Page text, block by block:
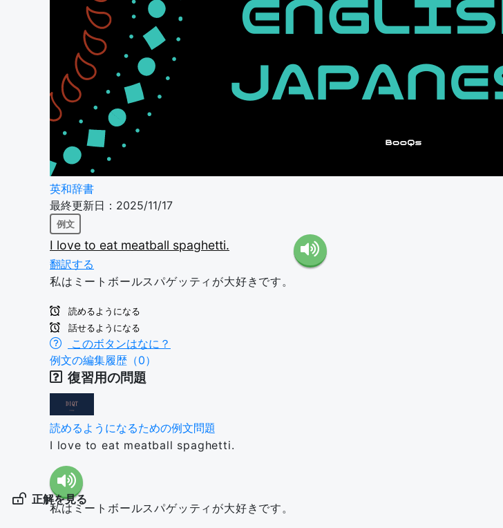
英和辞書
最終更新日：2025/11/17
例文
I love to eat meatball spaghetti.
翻訳する
私はミートボールスパゲッティが大好きです。
読めるようになる
話せるようになる
このボタンはなに？
例文の編集履歴（0）
復習用の問題
読めるようになるための例文問題
I love to eat meatball spaghetti.
正解を見る
私はミートボールスパゲッティが大好きです。